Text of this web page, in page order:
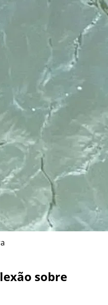
sobre